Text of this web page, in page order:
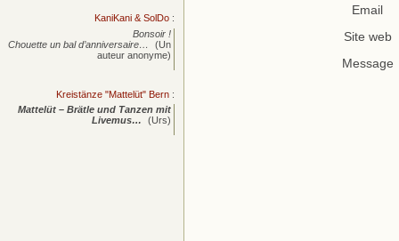
Email
Site web
Message
KaniKani & SolDo :
Bonsoir !
Chouette un bal d’anniversaire…
(Un
auteur anonyme)
Kreistänze "Mattelüt" Bern :
Mattelüt – Brätle und Tanzen mit
Livemus…
(Urs)